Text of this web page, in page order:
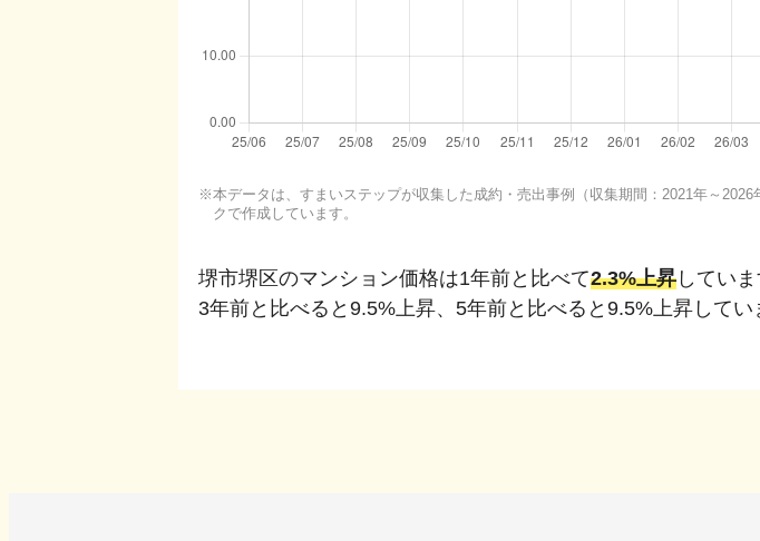
本データは、すまいステップが収集した成約・売出事例（収集期間：2021年～
クで作成しています。
堺市堺区のマンション価格は1年前と比べて2.3%上昇 していま
3年前と比べると 9.5%上昇、 5年前と比べると 9.5%上昇 してい